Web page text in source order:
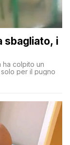
sbagliato, i
ha colpito un
per il pugno